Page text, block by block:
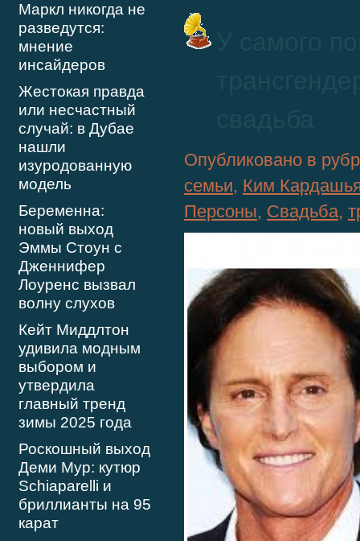
Маркл никогда не
разведутся:
мнение
инсайдеров
Жестокая правда
или несчастный
случай: в Дубае
нашли
изуродованную
модель
Беременна:
новый выход
Эммы Стоун с
Дженнифер
Лоуренс вызвал
волну слухов
Кейт Миддлтон
удивила модным
выбором и
утвердила
главный тренд
зимы 2025 года
Роскошный выход
Деми Мур: кутюр
Schiaparelli и
бриллианты на 95
карат
Опубликовано в
семьи, Ким
Персоны, Свадьба,